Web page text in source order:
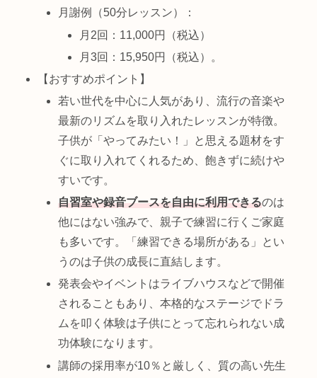
月謝例（50分レッスン）：
月2回：11,000円（税込）
月3回：15,950円（税込）。
【おすすめポイント】
若い世代を中心に人気があり、流行の音楽や
最新のリズムを取り入れたレッスンが特徴。
子供が「やってみたい！」と思える題材をす
ぐに取り入れてくれるため、飽きずに続けや
すいです。
自習室や録音ブースを自由に利用できるのは
他にはない強みで、親子で練習に行くご家庭
も多いです。「練習できる場所がある」とい
うのは子供の成長に直結します。
発表会やイベントはライブハウスなどで開催
されることもあり、本格的なステージでドラ
ムを叩く体験は子供にとって忘れられない成
功体験になります。
講師の採用率が10％と厳しく、質の高い先生